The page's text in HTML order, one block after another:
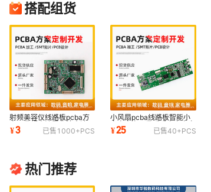
搭配组货
射频美容仪线路板pcba方
案开发超声波雾化补水洁面
仪电路板设计
¥3 已售 1000+PCS
小风扇pcba线路板智能小
家电方案开发暖手宝充电宝
电路板生产设计
¥25 已售40+PCS
热门推荐